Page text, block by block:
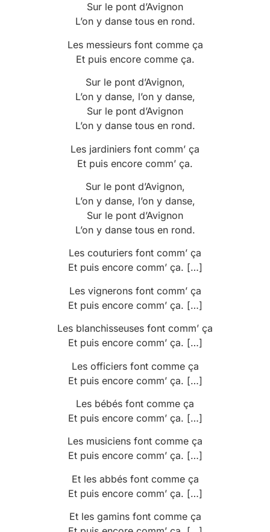
Sur le pont d’Avignon
L’on y danse tous en rond.
Les messieurs font comme ça
Et puis encore comme ça.
Sur le pont d’Avignon,
L’on y danse, l’on y danse,
Sur le pont d’Avignon
L’on y danse tous en rond.
Les jardiniers font comm’ ça
Et puis encore comm’ ça.
Sur le pont d’Avignon,
L’on y danse, l’on y danse,
Sur le pont d’Avignon
L’on y danse tous en rond.
Les couturiers font comm’ ça
Et puis encore comm’ ça. […]
Les vignerons font comm’ ça
Et puis encore comm’ ça. […]
Les blanchisseuses font comm’ ça
Et puis encore comm’ ça. […]
Les officiers font comme ça
Et puis encore comm’ ça. […]
Les bébés font comme ça
Et puis encore comm’ ça. […]
Les musiciens font comme ça
Et puis encore comm’ ça. […]
Et les abbés font comme ça
Et puis encore comm’ ça. […]
Et les gamins font comme ça